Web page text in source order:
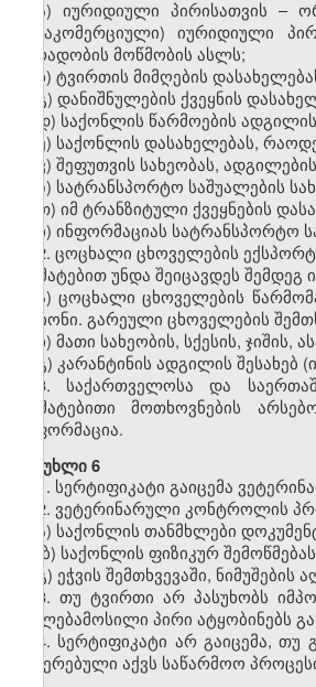
ა) იურიდიული პირისათვის –
(არაკომერციული) იურიდიული
პირადობის მოწმობის ასლს;
ბ) ტვირთის მიმღების
გ) დანიშნულების ქვეყნის
დ) საქონლის წარმოების
ე) საქონლის დასახელებას,
ვ) შეფუთვის სახეობას,
ზ) სატრანსპორტო საშუალების
თ) იმ ტრანზიტული ქვეყნების
ი) ინფორმაციას სატრანსპორტო
2. ცოცხალი ცხოველების
დამატებით უნდა შეიცავდეს შემდეგ
ა) ცოცხალი ცხოველების
რაიონი. გარეული ცხოველების
ბ) მათი სახეობის, სქესის, ჯიშის,
გ) კარანტინის ადგილის
3. საქართველოსა და
დამატებითი მოთხოვნების
ინფორმაცია.
მუხლი 6
1. სერტიფიკატი გაიცემა
2. ვეტერინარული კონტროლის
ა) საქონლის თანმხლები
ბ) საქონლის ფიზიკურ
გ) ეჭვის შემთხვევაში,
3. თუ ტვირთი არ პასუხობს
უფლებამოსილი პირი ატყობინებს
4. სერტიფიკატი არ გაიცემა, თუ
შეჩერებული აქვს საწარმოო